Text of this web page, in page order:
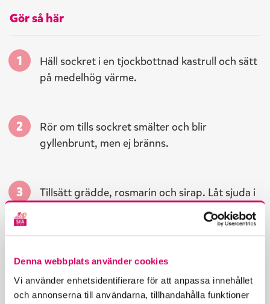
Denna webbplats använder cookies
Vi använder enhetsidentifierare för att anpassa innehållet
och annonserna till användarna, tillhandahålla funktioner
Gör så här
Häll sockret i en tjockbottnad kastrull och sätt
på medelhög värme.
Rör om tills sockret smälter och blir
gyllenbrunt, men ej bränns.
Tillsätt grädde, rosmarin och sirap. Låt sjuda i
ca 10 min på medelvärme till i 110–115 grader.
Skär smöret i mindre kuber. Vispa ner
smörkuberna och smaka av med en nypa
flingsalt.